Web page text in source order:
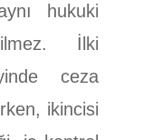
hukuki
İlki
ceza
ikincisi